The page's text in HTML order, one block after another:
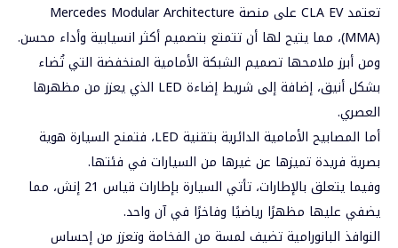
تعتمد CLA EV على منصة Mercedes Modular Architecture
(MMA)، مما يتيح لها أن تتمتع بتصميم أكثر انسيابية وأداء محسن.
ومن أبرز ملامحها تصميم الشبكة الأمامية المنخفضة التي تُضاء
بشكل أنيق، إضافة إلى شريط إضاءة LED الذي يعزز من مظهرها
العصري.
أما المصابيح الأمامية الدائرية بتقنية LED، فتمنح السيارة هوية
بصرية فريدة تميزها عن غيرها من السيارات في فئتها.
وفيما يتعلق بالإطارات، تأتي السيارة بإطارات قياس 21 إنش، مما
يضفي عليها مظهرًا رياضيًا وفاخرًا في آن واحد.
النوافذ البانورامية تضيف لمسة من الفخامة وتعزز من إحساس